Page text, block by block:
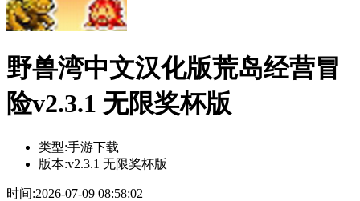
野兽湾中文汉化版荒岛经营冒
险v2.3.1 无限奖杯版
类型:手游下载
版本:v2.3.1 无限奖杯版
时间:2026-07-09 08:58:02